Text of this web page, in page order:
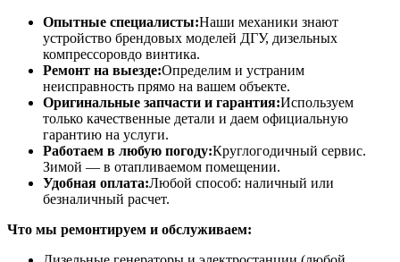
Опытные специалисты:Наши механики знают
устройство брендовых моделей ДГУ, дизельных
компрессоровдо винтика.
Ремонт на выезде:Определим и устраним
неисправность прямо на вашем объекте.
Оригинальные запчасти и гарантия:Используем
только качественные детали и даем официальную
гарантию на услуги.
Работаем в любую погоду:Круглогодичный сервис.
Зимой — в отапливаемом помещении.
Удобная оплата:Любой способ: наличный или
безналичный расчет.
Что мы ремонтируем и обслуживаем: